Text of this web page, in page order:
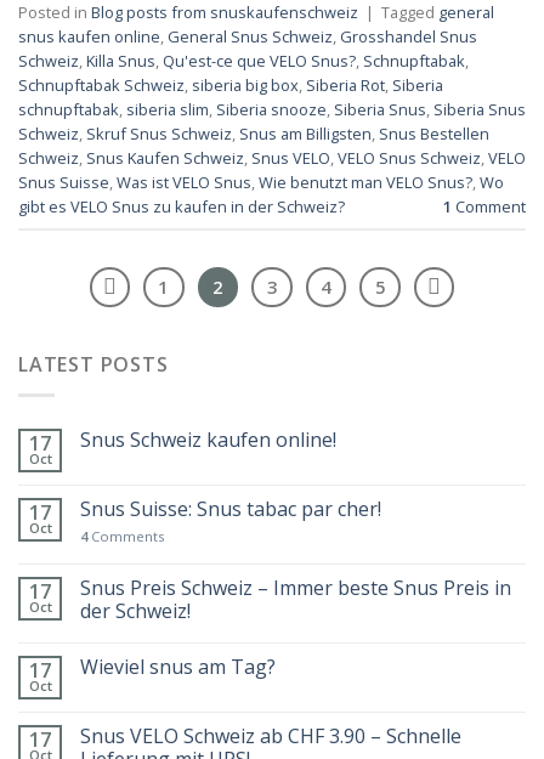
Posted in Blog posts from snuskaufenschweiz | Tagged general
snus kaufen online, General Snus Schweiz, Grosshandel Snus
Schweiz,Killa Snus, Qu'est-ce que VELO Snus?, Schnupftabak,
Schnupftabak Schweiz, siberia big box, Siberia Rot, Siberia
schnupftabak, siberia slim, Siberia snooze, Siberia Snus, Siberia Snus
Schweiz, Skruf Snus Schweiz, Snus am Billigsten, Snus Bestellen
Schweiz, Snus Kaufen Schweiz, Snus VELO,VELO Snus Schweiz,VELO
Snus Suisse,Was ist VELO Snus,Wie benutzt man VELO Snus?,Wo
gibt es VELO Snus zu kaufen in der Schweiz?
1 Comment
1 2 3 4 5
LATEST POSTS
17
Oct
Snus Schweiz kaufen online!
17
Oct
Snus Suisse: Snus tabac par cher!
4Comments
17
Oct
Snus Preis Schweiz – Immer beste Snus Preis in
der Schweiz!
17
Oct
Wieviel snus am Tag?
17
Oct
Snus VELO Schweiz ab CHF 3.90 – Schnelle